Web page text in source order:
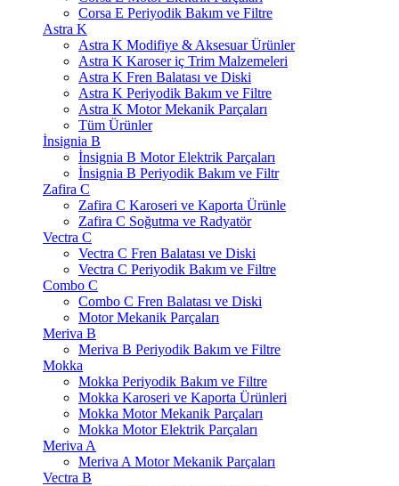
Corsa E Periyodik Bakım ve Filtre
Astra K
Astra K Modifiye & Aksesuar Ürünler
Astra K Karoser iç Trim Malzemeleri
Astra K Fren Balatası ve Diski
Astra K Periyodik Bakım ve Filtre
Astra K Motor Mekanik Parçaları
Tüm Ürünler
İnsignia B
İnsignia B Motor Elektrik Parçaları
İnsignia B Periyodik Bakım ve Filtr
Zafira C
Zafira C Karoseri ve Kaporta Ürünle
Zafira C Soğutma ve Radyatör
Vectra C
Vectra C Fren Balatası ve Diski
Vectra C Periyodik Bakım ve Filtre
Combo C
Combo C Fren Balatası ve Diski
Motor Mekanik Parçaları
Meriva B
Meriva B Periyodik Bakım ve Filtre
Mokka
Mokka Periyodik Bakım ve Filtre
Mokka Karoseri ve Kaporta Ürünleri
Mokka Motor Mekanik Parçaları
Mokka Motor Elektrik Parçaları
Meriva A
Meriva A Motor Mekanik Parçaları
Vectra B